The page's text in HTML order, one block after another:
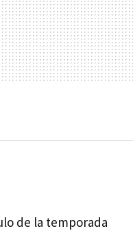
de la temporada